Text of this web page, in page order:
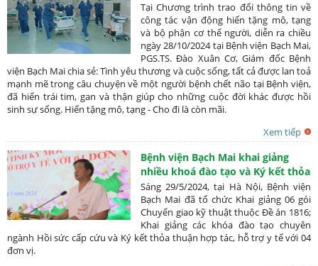
Tại Chương trình trao đổi thông tin về
công tác vận động hiến tặng mô, tạng
và bộ phận cơ thể người, diễn ra chiều
ngày 28/10/2024 tại Bệnh viện Bạch Mai,
PGS.TS. Đào Xuân Cơ, Giám đốc Bệnh
viện Bạch Mai chia sẻ: Tình yêu thương và cuộc sống, tất cả được lan toả
mạnh mẽ trong câu chuyện về một người bệnh chết não tại Bệnh viện,
đã hiến trái tim, gan và thận giúp cho những cuộc đời khác được hồi
sinh sự sống. Hiến tặng mô, tạng - Cho đi là còn mãi.
Xem tiếp
Bệnh viện Bạch Mai khai giảng
nhiều khoá đào tạo và Ký kết thỏa
thuận hợp tác, hỗ trợ y tế với
nhiều đơn vị y tế
Sáng 29/5/2024, tại Hà Nội, Bệnh viện
Bạch Mai đã tổ chức Khai giảng 06 gói
Chuyển giao kỹ thuật thuộc Đề án 1816;
Khai giảng các khóa đào tạo chuyên
ngành Hồi sức cấp cứu và Ký kết thỏa thuận hợp tác, hỗ trợ y tế với 04
đơn vị.